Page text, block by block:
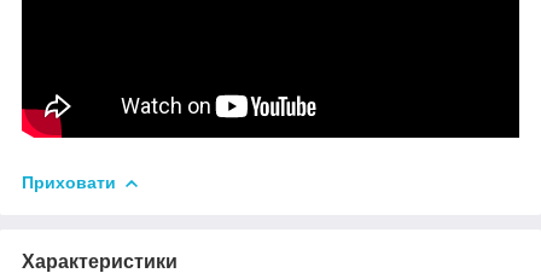
Приховати
Характеристики